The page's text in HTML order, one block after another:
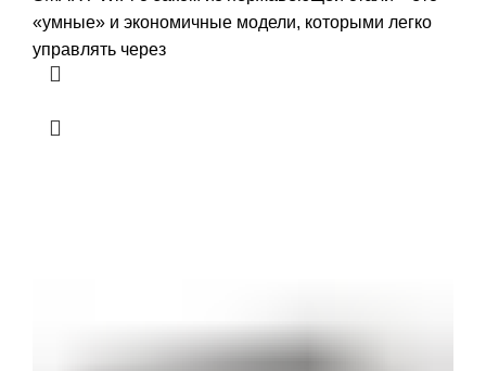
«умные» и экономичные модели, которыми легко
управлять через